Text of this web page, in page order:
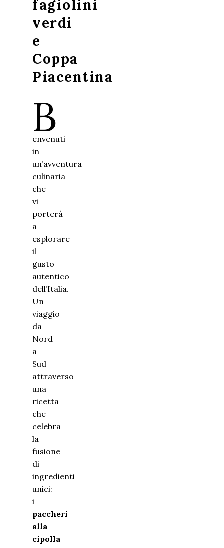
fagiolini
verdi
e
Coppa
Piacentina
B
envenuti
in
un’avventura
culinaria
che
vi
porterà
a
esplorare
il
gusto
autentico
dell’Italia.
Un
viaggio
da
Nord
a
Sud
attraverso
una
ricetta
che
celebra
la
fusione
di
ingredienti
unici:
i
paccheri
alla
cipolla